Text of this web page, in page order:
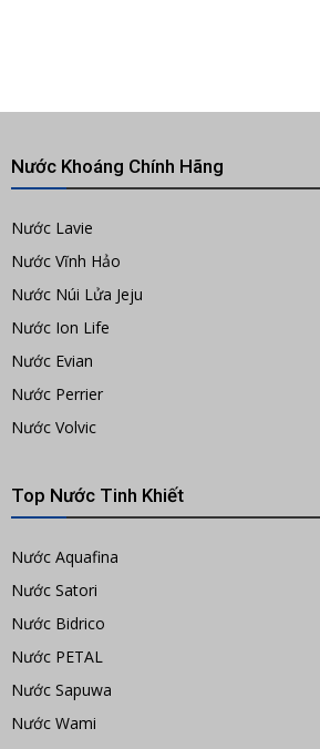
Nước Khoáng Chính Hãng
Nước Lavie
Nước Vĩnh Hảo
Nước Núi Lửa Jeju
Nước Ion Life
Nước Evian
Nước Perrier
Nước Volvic
Top Nước Tinh Khiết
Nước Aquafina
Nước Satori
Nước Bidrico
Nước PETAL
Nước Sapuwa
Nước Wami